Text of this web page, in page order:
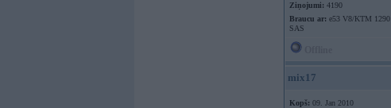
Ziņojumi: 4190
Braucu ar: e53 V8/KTM 1290
SAS
mix17
Kopš: 09. Jan 2010